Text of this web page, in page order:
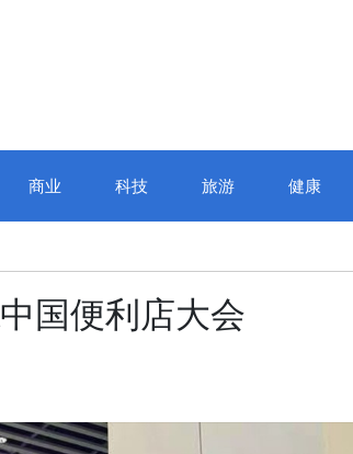
商业 科技 旅游 健康
国便利店大会校杯”十四届全国